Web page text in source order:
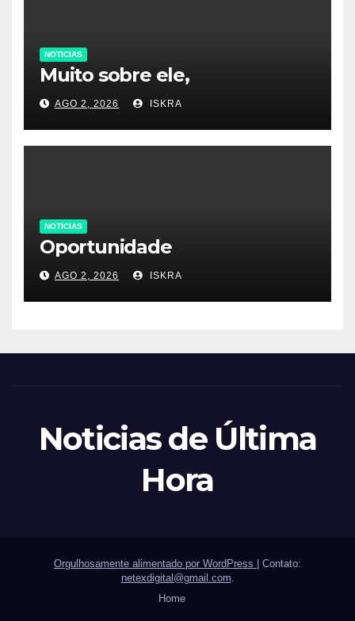
NOTICIAS
Muito sobre ele,
AGO 2, 2026 ISKRA
NOTICIAS
Oportunidade
AGO 2, 2026 ISKRA
Noticias de Última
Hora
Orgulhosamente alimentado por WordPress | Contato:
netexdigital@gmail.com
Home